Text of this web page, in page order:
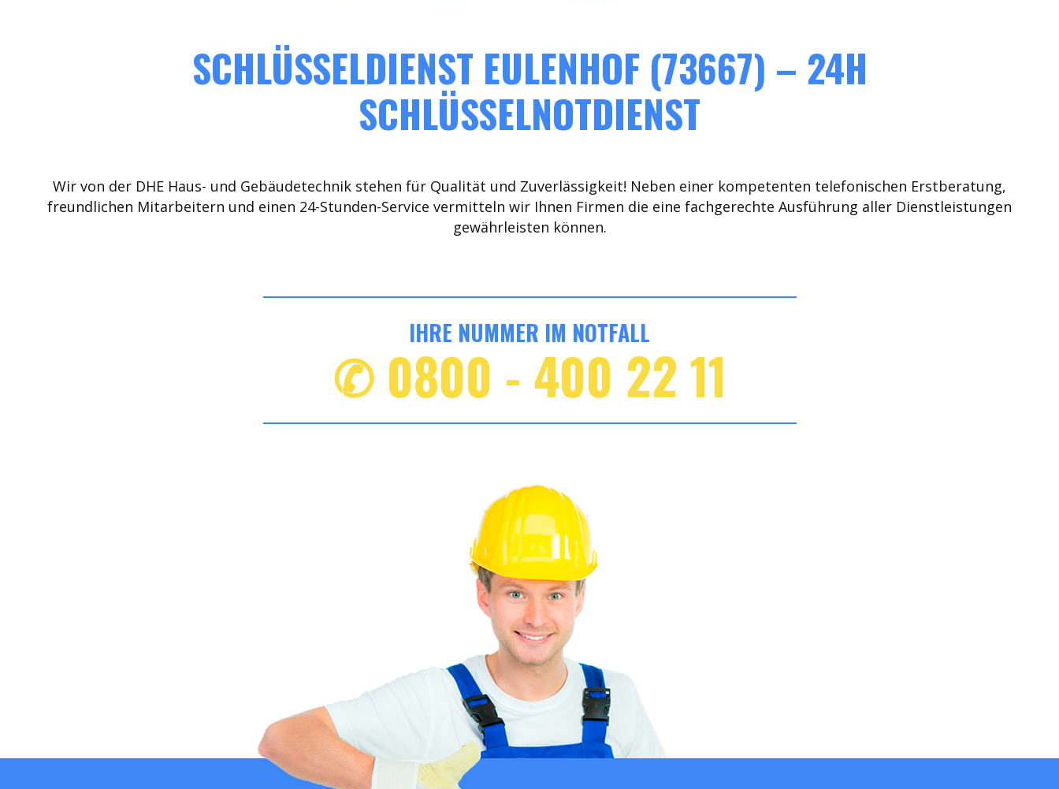
SCHLÜSSELDIENST EULENHOF (73667) – 24H
SCHLÜSSELNOTDIENST
Wir von der DHE Haus- und Gebäudetechnik stehen für Qualität und Zuverlässigkeit! Neben einer kompetenten telefonischen Erstberatung,
freundlichen Mitarbeitern und einen 24-Stunden-Service vermitteln wir Ihnen Firmen die eine fachgerechte Ausführung aller Dienstleistungen
gewährleisten können.
IHRE NUMMER IM NOTFALL
✆ 0800 - 400 22 11